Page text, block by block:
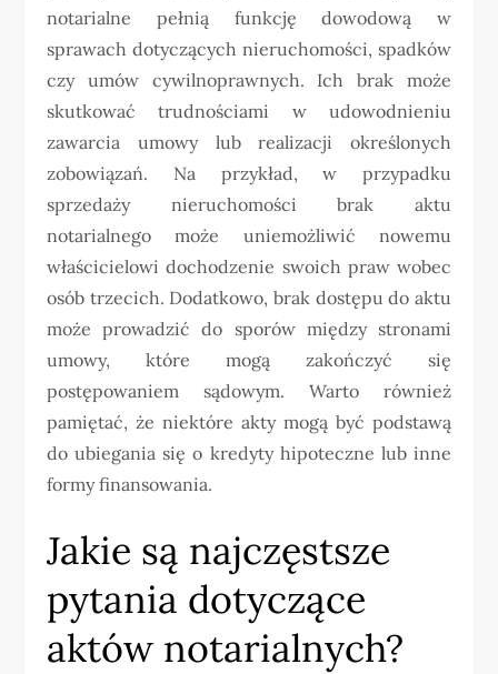
notarialne pełnią funkcję dowodową w
sprawach dotyczących nieruchomości, spadków
czy umów cywilnoprawnych. Ich brak może
skutkować trudnościami w udowodnieniu
zawarcia umowy lub realizacji określonych
zobowiązań. Na przykład, w przypadku
sprzedaży nieruchomości brak aktu
notarialnego może uniemożliwić nowemu
właścicielowi dochodzenie swoich praw wobec
osób trzecich. Dodatkowo, brak dostępu do aktu
może prowadzić do sporów między stronami
umowy, które mogą zakończyć się
postępowaniem sądowym. Warto również
pamiętać, że niektóre akty mogą być podstawą
do ubiegania się o kredyty hipoteczne lub inne
formy finansowania.
Jakie są najczęstsze
pytania dotyczące
aktów notarialnych?